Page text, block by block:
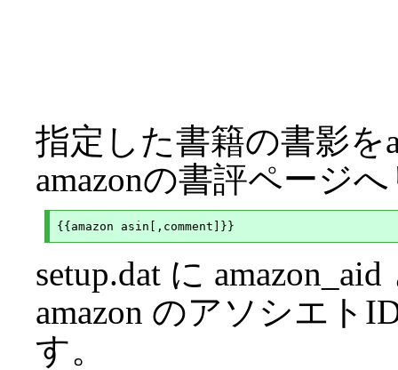
指定した書籍の書影を
amazonの書評ページ
setup.dat に
amazon のアソシエト
す。